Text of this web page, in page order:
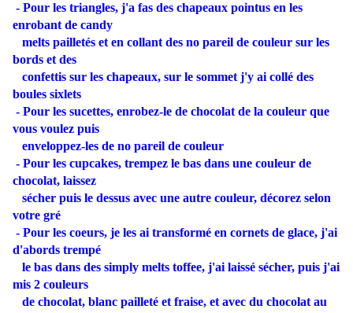
- Pour les triangles, j'a fas des chapeaux pointus en les
enrobant de candy
melts pailletés et en collant des no pareil de couleur sur les
bords et des
confettis sur les chapeaux, sur le sommet j'y ai collé des
boules sixlets
- Pour les sucettes, enrobez-le de chocolat de la couleur que
vous voulez puis
enveloppez-les de no pareil de couleur
- Pour les cupcakes, trempez le bas dans une couleur de
chocolat, laissez
sécher puis le dessus avec une autre couleur, décorez selon
votre gré
- Pour les coeurs, je les ai transformé en cornets de glace, j'ai
d'abords trempé
le bas dans des simply melts toffee, j'ai laissé sécher, puis j'ai
mis 2 couleurs
de chocolat, blanc pailleté et fraise, et avec du chocolat au